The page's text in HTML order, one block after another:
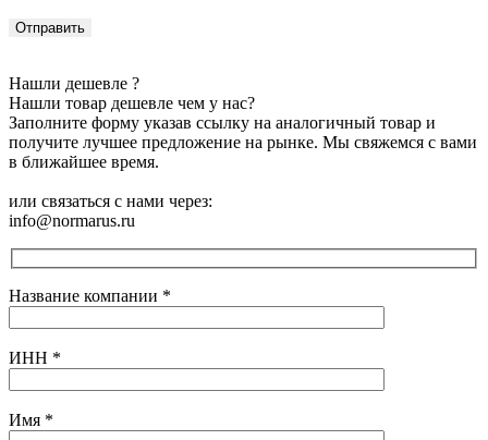
Нашли дешевле ?
Нашли товар дешевле чем у нас?
Заполните форму указав ссылку на аналогичный товар и
получите лучшее предложение на рынке. Мы свяжемся с вами
в ближайшее время.
или связаться с нами через:
info@normarus.ru
Название компании *
ИНН *
Имя *